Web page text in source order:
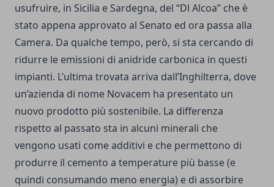
usufruire, in Sicilia e Sardegna, del “Dl Alcoa” che è
stato appena approvato al Senato ed ora passa alla
Camera. Da qualche tempo, però, si sta cercando di
ridurre le emissioni di anidride carbonica in questi
impianti. L’ultima trovata arriva dall’Inghilterra, dove
un’azienda di nome Novacem ha presentato un
nuovo prodotto più sostenibile. La differenza
rispetto al passato sta in alcuni minerali che
vengono usati come additivi e che permettono di
produrre il cemento a temperature più basse (e
quindi consumando meno energia) e di assorbire